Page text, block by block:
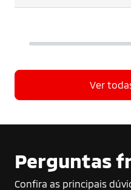
Ver
Perguntas
Confira as principais